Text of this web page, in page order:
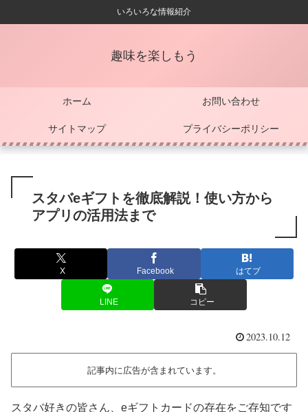
いろいろな情報紹介
趣味を楽しもう
ホーム お問い合わせ
サイトマップ プライバシーポリシー
スタバeギフトを徹底解説！使い方から
アプリの活用法まで
X Facebook はてブ
LINE コピー
2023.10.12
記事内に広告が含まれています。
スタバ好きの皆さん、eギフトカードの存在をご存知です